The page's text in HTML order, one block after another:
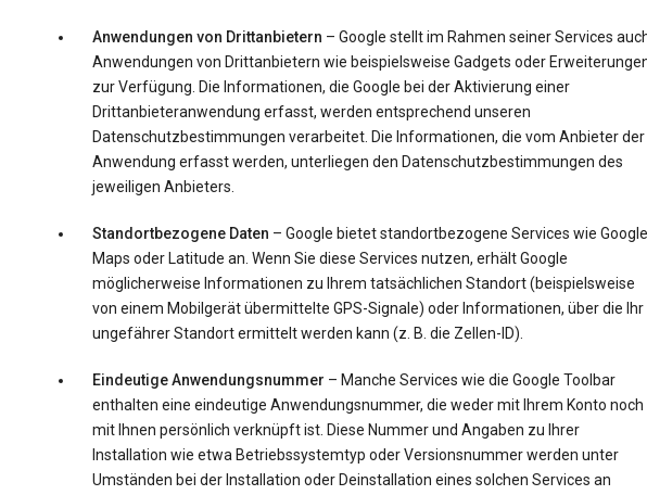
Anwendungen von Drittanbietern – Google stellt im Rahmen seiner Services
Anwendungen von Drittanbietern wie beispielsweise Gadgets oder
zur Verfügung. Die Informationen, die Google bei der Aktivierung einer
Drittanbieteranwendung erfasst, werden entsprechend unseren
Datenschutzbestimmungen verarbeitet. Die Informationen, die vom Anbieter der
Anwendung erfasst werden, unterliegen den Datenschutzbestimmungen des
jeweiligen Anbieters.
Standortbezogene Daten – Google bietet standortbezogene Services wie Google
Maps oder Latitude an. Wenn Sie diese Services nutzen, erhält Google
möglicherweise Informationen zu Ihrem tatsächlichen Standort (beispielsweise
von einem Mobilgerät übermittelte GPS-Signale) oder Informationen, über die Ihr
ungefährer Standort ermittelt werden kann (z. B. die Zellen-ID).
Eindeutige Anwendungsnummer – Manche Services wie die Google Toolbar
enthalten eine eindeutige Anwendungsnummer, die weder mit Ihrem Konto noch
mit Ihnen persönlich verknüpft ist. Diese Nummer und Angaben zu Ihrer
Installation wie etwa Betriebssystemtyp oder Versionsnummer werden unter
Umständen bei der Installation oder Deinstallation eines solchen Services an